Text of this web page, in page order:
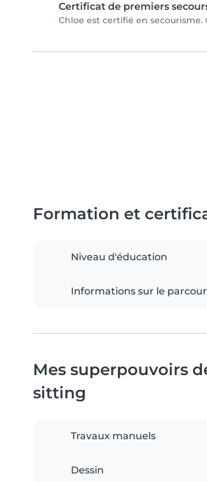
Certificat de premiers
Chloe est certifié en
Formation et
Niveau d'éducation
Informations sur le
Mes superpouvoirs
sitting
Travaux manuels
Dessin